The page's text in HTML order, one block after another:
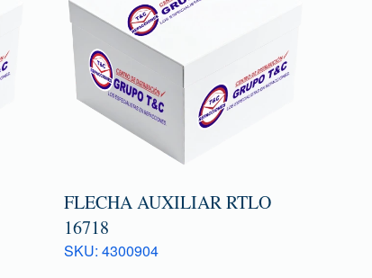
FLECHA AUXILIAR RTLO
16718
SKU: 4300904